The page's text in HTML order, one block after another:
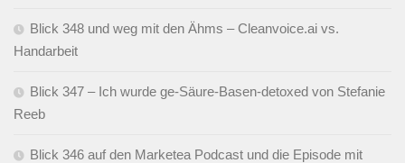
Blick 348 und weg mit den Ähms – Cleanvoice.ai vs.
Handarbeit
Blick 347 – Ich wurde ge-Säure-Basen-detoxed von Stefanie
Reeb
Blick 346 auf den Marketea Podcast und die Episode mit